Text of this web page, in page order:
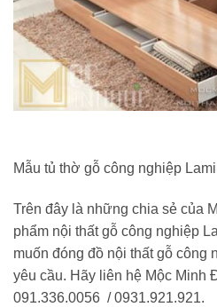
Mẫu tủ thờ gỗ công nghiệp
Trên đây là những chia sẻ của
phẩm nội thất gỗ công nghiệp
muốn đóng đồ nội thất gỗ công
yêu cầu. Hãy liên hệ Mộc Minh
091.336.0056 / 0931.921.921.